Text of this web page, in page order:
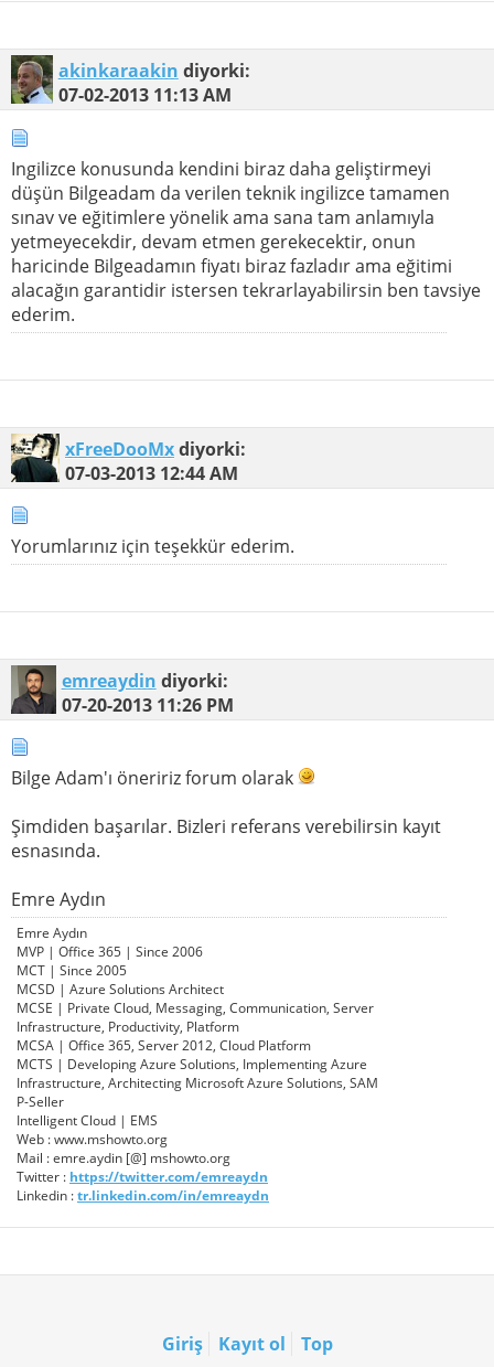
akinkaraakin diyorki:
07-02-2013 11:13 AM
Ingilizce konusunda kendini biraz daha geliştirmeyi
düşün Bilgeadam da verilen teknik ingilizce tamamen
sınav ve eğitimlere yönelik ama sana tam anlamıyla
yetmeyecekdir, devam etmen gerekecektir, onun
haricinde Bilgeadamın fiyatı biraz fazladır ama eğitimi
alacağın garantidir istersen tekrarlayabilirsin ben tavsiye
ederim.
xFreeDooMxdiyorki:
07-03-2013 12:44 AM
Yorumlarınız için teşekkür ederim.
emreaydin diyorki:
07-20-2013 11:26 PM
Bilge Adam'ı öneririz forum olarak
Şimdiden başarılar. Bizleri referans verebilirsin kayıt
esnasında.
Emre Aydın
Emre Aydın
MVP | Office 365 | Since 2006
MCT | Since 2005
MCSD | Azure Solutions Architect
MCSE | Private Cloud, Messaging, Communication, Server
Infrastructure, Productivity, Platform
MCSA | Office 365, Server 2012, Cloud Platform
MCTS | Developing Azure Solutions, Implementing Azure
Infrastructure, Architecting Microsoft Azure Solutions, SAM
P-Seller
Intelligent Cloud | EMS
Web : www.mshowto.org
Mail : emre.aydin [@] mshowto.org
Twitter : https://twitter.com/emreaydn
Linkedin :tr.linkedin.com/in/emreaydn
Giriş Kayıt ol Top